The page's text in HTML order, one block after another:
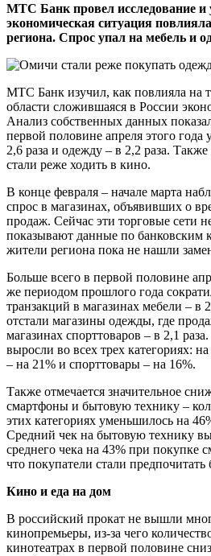
МТС Банк провел исследование и
экономическая ситуация
региона. Спрос упал на мебель и
МТС Банк изучил, как повлияла на
области сложившаяся в России
Анализ собственных данных
первой половине апреля этого года
2,6 раза и одежду – в 2,2 раза.
стали реже ходить в кино.
В конце февраля – начале марта
спрос в магазинах, объявивших о
продаж. Сейчас эти торговые сети
показывают данные по банковским
жители региона пока не нашли
Больше всего в первой половине
же периодом прошлого года
транзакций в магазинах мебели – в
отстали магазины одежды, где
магазинах спорттоваров – в 2,1
выросли во всех трех категориях:
– на 21% и спорттовары – на 16%.
Также отмечается значительное
смартфоны и бытовую технику –
этих категориях уменьшилось на
Средний чек на бытовую технику
среднего чека на 43% при покупке
что покупатели стали
Кино и еда на дом
В российский прокат не вышли
кинопремьеры, из-за чего
кинотеатрах в первой половине